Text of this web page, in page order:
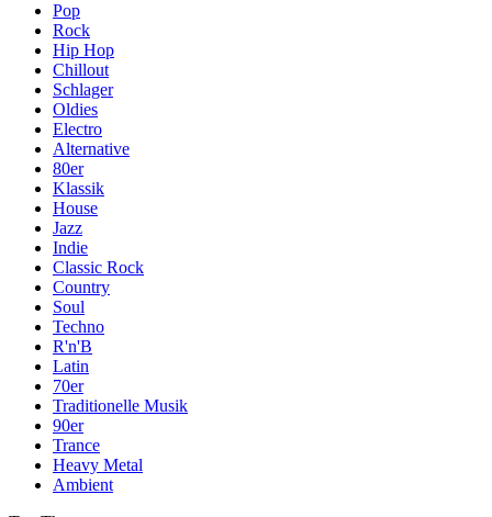
Pop
Rock
Hip Hop
Chillout
Schlager
Oldies
Electro
Alternative
80er
Klassik
House
Jazz
Indie
Classic Rock
Country
Soul
Techno
R'n'B
Latin
70er
Traditionelle Musik
90er
Trance
Heavy Metal
Ambient